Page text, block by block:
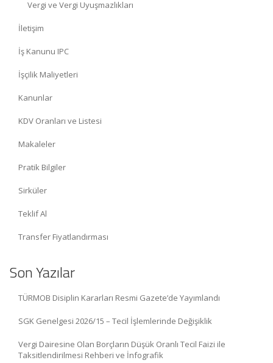
Vergi ve Vergi Uyuşmazlıkları
İletişim
İş Kanunu IPC
İşçilik Maliyetleri
Kanunlar
KDV Oranları ve Listesi
Makaleler
Pratik Bilgiler
Sirküler
Teklif Al
Transfer Fiyatlandırması
Son Yazılar
TÜRMOB Disiplin Kararları Resmi Gazete’de Yayımlandı
SGK Genelgesi 2026/15 – Tecil İşlemlerinde Değişiklik
Vergi Dairesine Olan Borçların Düşük Oranlı Tecil Faizi ile
Taksitlendirilmesi Rehberi ve İnfografik